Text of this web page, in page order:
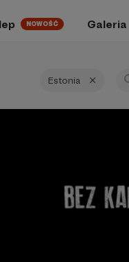
NOWOŚĆ Galeria
Estonia